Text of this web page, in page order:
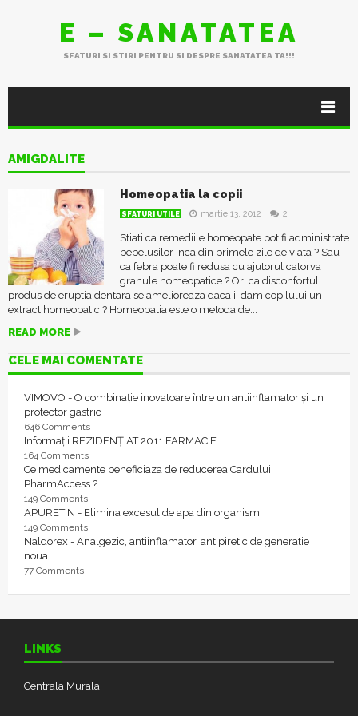
E – SANATATEA
SFATURI SI STIRI PENTRU SI DESPRE SANATATEA TA!!!
AMIGDALITE
Homeopatia la copii
SFATURI UTILE martie 13, 2012 2
Stiati ca remediile homeopate pot fi administrate
bebelusilor inca din primele zile de viata ? Sau
ca febra poate fi redusa cu ajutorul catorva
granule homeopatice ? Ori ca disconfortul
produs de eruptia dentara se amelioreaza daca ii dam copilului un
extract homeopatic ? Homeopatia este o metoda de...
READ MORE
CELE MAI COMENTATE
VIMOVO - O combinație inovatoare între un antiinflamator și un
protector gastric
646 Comments
Informații REZIDENȚIAT 2011 FARMACIE
164 Comments
Ce medicamente beneficiaza de reducerea Cardului
PharmAccess ?
149 Comments
APURETIN - Elimina excesul de apa din organism
149 Comments
Naldorex - Analgezic, antiinflamator, antipiretic de generatie
noua
77 Comments
LINKS
Centrala Murala